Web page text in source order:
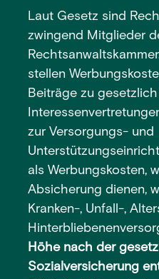
Laut Gesetz sind
zwingend Mitglieder
stellen
Beiträge zu
zur Versorgungs- und
als Werbungskosten,
Absicherung dienen,
Kranken-, Unfall-,
Höhe nach der
Sozialversicherung